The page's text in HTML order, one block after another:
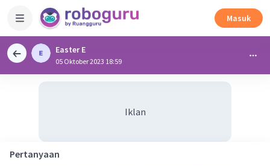
Masuk
Easter E
05 Oktober 2023 18:59
Iklan
Pertanyaan